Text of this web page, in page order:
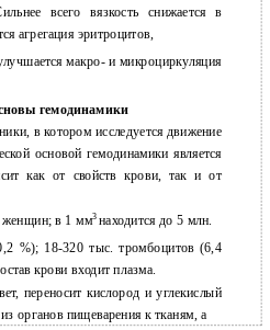
всего вязкость снижается в
агрегация эритроцитов,
макро- и микроциркуляция
гемодинамики
в котором исследуется движение
основой гемодинамики является
как от свойств крови, так и от
женщин; в 1 мм3 находится до 5 млн.
%); 18-320 тыс. тромбоцитов (6,4
крови входит плазма.
переносит кислород и углекислый
органов пищеварения к тканям, а